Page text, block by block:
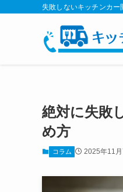
失敗しないキッチンカ
絶対に失敗
め方
コラム 2025年11月